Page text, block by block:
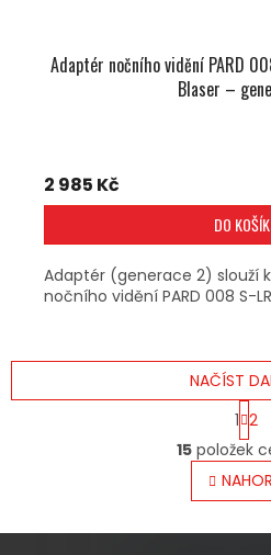
Adaptér nočního vidění PARD
Blaser –
2 985 Kč
DO
Adaptér (generace 2) slouží
nočního vidění PARD 008 S-
O
V
L
Á
NAČÍST
S
T
R
Á
N
K
V
1 2
15 položek